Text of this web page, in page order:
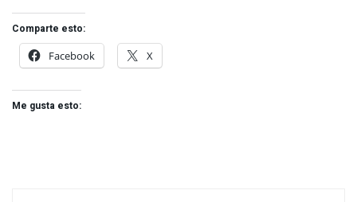
Comparte esto:
Facebook
X
Me gusta esto: